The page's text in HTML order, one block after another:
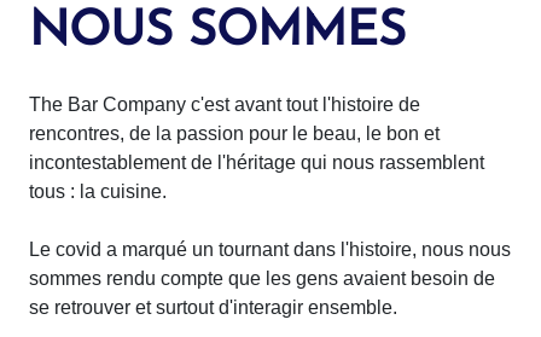
NOUS SOMMES
The Bar Company c'est avant tout l'histoire de
rencontres, de la passion pour le beau, le bon et
incontestablement de l'héritage qui nous rassemblent
tous : la cuisine.
Le covid a marqué un tournant dans l'histoire, nous nous
sommes rendu compte que les gens avaient besoin de
se retrouver et surtout d'interagir ensemble.